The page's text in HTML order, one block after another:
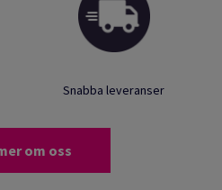
Snabba leveranser
om oss